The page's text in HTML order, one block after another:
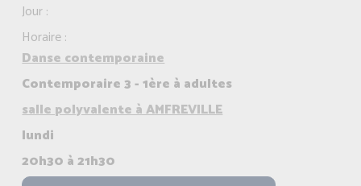
Jour :
Horaire :
Danse contemporaine
Contemporaire 3 - 1ère à adultes
salle polyvalente à AMFREVILLE
lundi
20h30 à 21h30